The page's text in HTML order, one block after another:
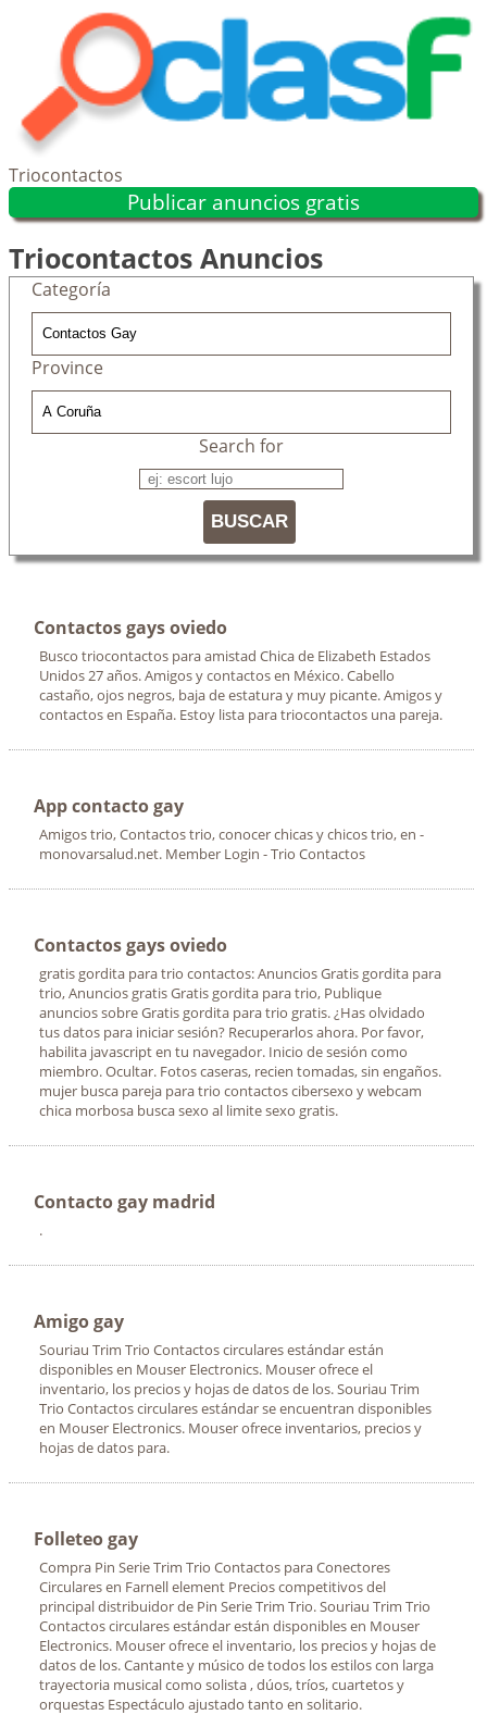
Triocontactos
Publicar anuncios gratis
Triocontactos Anuncios
Categoría
Province
Search for
BUSCAR
Contactos gays oviedo
Busco triocontactos para amistad Chica de Elizabeth Estados
Unidos 27 años. Amigos y contactos en México. Cabello
castaño, ojos negros, baja de estatura y muy picante. Amigos y
contactos en España. Estoy lista para triocontactos una pareja.
App contacto gay
Amigos trio, Contactos trio, conocer chicas y chicos trio, en -
monovarsalud.net. Member Login - Trio Contactos
Contactos gays oviedo
gratis gordita para trio contactos: Anuncios Gratis gordita para
trio, Anuncios gratis Gratis gordita para trio, Publique
anuncios sobre Gratis gordita para trio gratis. ¿Has olvidado
tus datos para iniciar sesión? Recuperarlos ahora. Por favor,
habilita javascript en tu navegador. Inicio de sesión como
miembro. Ocultar. Fotos caseras, recien tomadas, sin engaños.
mujer busca pareja para trio contactos cibersexo y webcam
chica morbosa busca sexo al limite sexo gratis.
Contacto gay madrid
.
Amigo gay
Souriau Trim Trio Contactos circulares estándar están
disponibles en Mouser Electronics. Mouser ofrece el
inventario, los precios y hojas de datos de los. Souriau Trim
Trio Contactos circulares estándar se encuentran disponibles
en Mouser Electronics. Mouser ofrece inventarios, precios y
hojas de datos para.
Folleteo gay
Compra Pin Serie Trim Trio Contactos para Conectores
Circulares en Farnell element Precios competitivos del
principal distribuidor de Pin Serie Trim Trio. Souriau Trim Trio
Contactos circulares estándar están disponibles en Mouser
Electronics. Mouser ofrece el inventario, los precios y hojas de
datos de los. Cantante y músico de todos los estilos con larga
trayectoria musical como solista , dúos, tríos, cuartetos y
orquestas Espectáculo ajustado tanto en solitario.